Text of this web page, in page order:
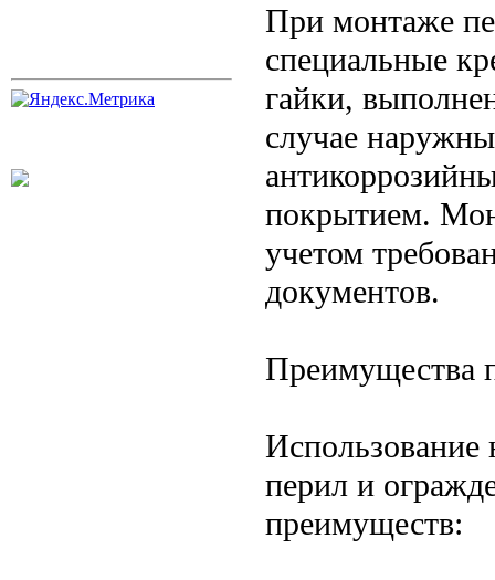
При монтаже
специальные
гайки,
случае
покрытием.
учетом
документов.
Преимущества
Использование
перил и
преимуществ: